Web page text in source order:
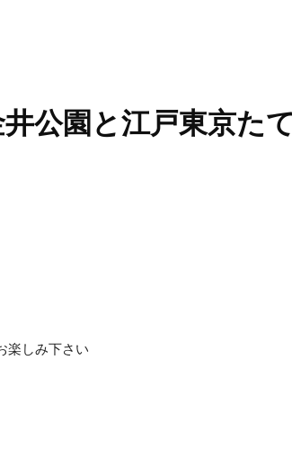
公園と江戸東京た
楽しみ下さい